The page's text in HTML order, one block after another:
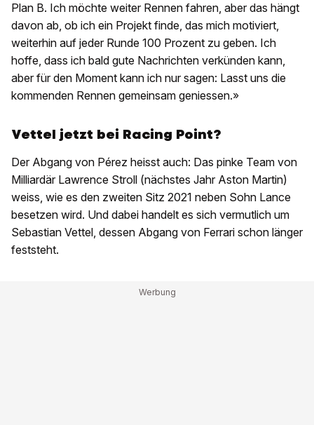
Plan B. Ich möchte weiter Rennen fahren, aber das hängt
davon ab, ob ich ein Projekt finde, das mich motiviert,
weiterhin auf jeder Runde 100 Prozent zu geben. Ich
hoffe, dass ich bald gute Nachrichten verkünden kann,
aber für den Moment kann ich nur sagen: Lasst uns die
kommenden Rennen gemeinsam geniessen.»
Vettel jetzt bei Racing Point?
Der Abgang von Pérez heisst auch: Das pinke Team von
Milliardär Lawrence Stroll (nächstes Jahr Aston Martin)
weiss, wie es den zweiten Sitz 2021 neben Sohn Lance
besetzen wird. Und dabei handelt es sich vermutlich um
Sebastian Vettel, dessen Abgang von Ferrari schon länger
feststeht.